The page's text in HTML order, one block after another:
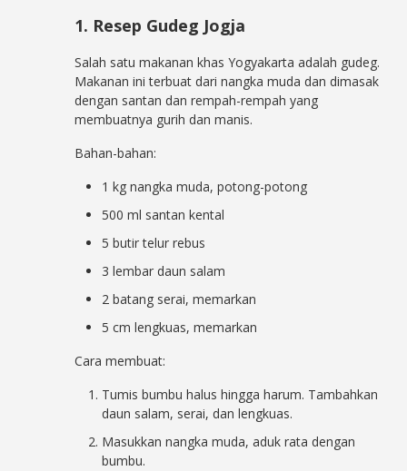
1. Resep Gudeg Jogja
Salah satu makanan khas Yogyakarta adalah gudeg.
Makanan ini terbuat dari nangka muda dan dimasak
dengan santan dan rempah-rempah yang
membuatnya gurih dan manis.
Bahan-bahan:
1 kg nangka muda, potong-potong
500 ml santan kental
5 butir telur rebus
3 lembar daun salam
2 batang serai, memarkan
5 cm lengkuas, memarkan
Cara membuat:
Tumis bumbu halus hingga harum. Tambahkan
daun salam, serai, dan lengkuas.
Masukkan nangka muda, aduk rata dengan
bumbu.